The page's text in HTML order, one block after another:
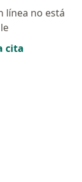
línea no está
cita